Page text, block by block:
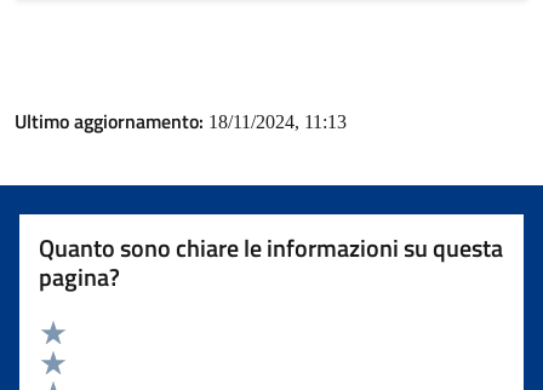
Ultimo aggiornamento: 18/11/2024, 11:13
Quanto sono chiare le informazioni su questa
pagina?
Valuta 5 stelle su 5